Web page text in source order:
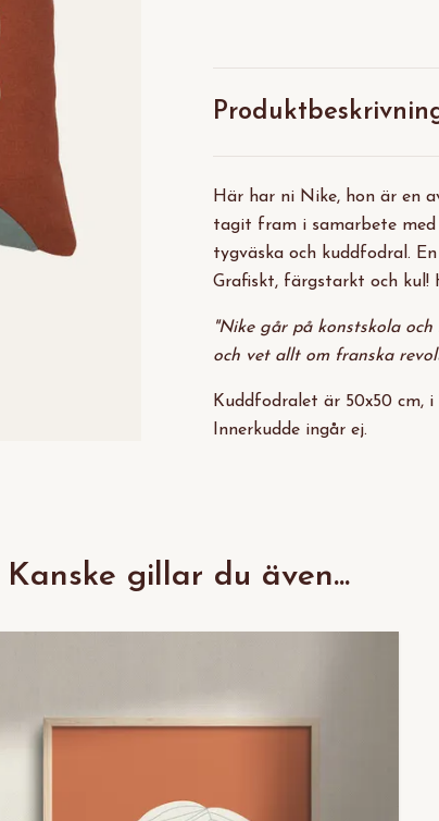
Här har ni Nike, hon är en
tagit fram i samarbete med
tygväska och kuddfodral.
Grafiskt, färgstarkt och kul!
"Nike går på konstskola
och vet allt om franska
Kuddfodralet är 50x50 cm, i
Innerkudde ingår ej.
Kanske gillar du även...